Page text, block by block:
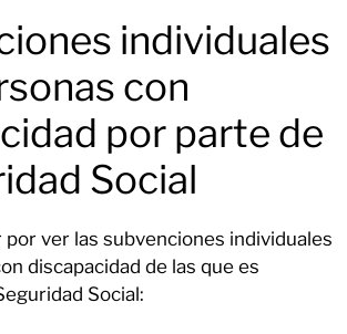
individuales
con
por parte de
Social
por ver las subvenciones individuales
discapacidad de las que es
Social: